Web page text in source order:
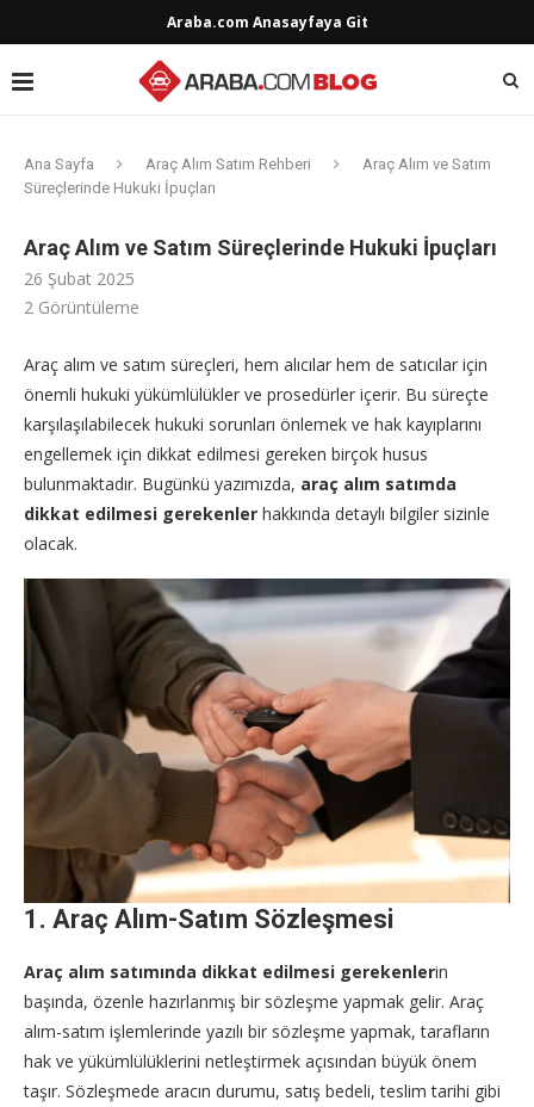
Araba.com Anasayfaya Git
Ana Sayfa Araç Alım Satım Rehberi
Araç Alım ve Satım
Süreçlerinde Hukuki İpuçları
Araç Alım ve Satım Süreçlerinde Hukuki İpuçları
26 Şubat 2025
2 Görüntüleme
Araç alım ve satım süreçleri, hem alıcılar hem de satıcılar için
önemli hukuki yükümlülükler ve prosedürler içerir. Bu süreçte
karşılaşılabilecek hukuki sorunları önlemek ve hak kayıplarını
engellemek için dikkat edilmesi gereken birçok husus
bulunmaktadır. Bugünkü yazımızda, araç alım satımda
dikkat edilmesi gerekenler hakkında detaylı bilgiler sizinle
olacak.
1. Araç Alım-Satım Sözleşmesi
Araç alım satımında dikkat edilmesi gerekenlerin
başında, özenle hazırlanmış bir sözleşme yapmak gelir. Araç
alım-satım işlemlerinde yazılı bir sözleşme yapmak, tarafların
hak ve yükümlülüklerini netleştirmek açısından büyük önem
taşır. Sözleşmede aracın durumu, satış bedeli, teslim tarihi gibi